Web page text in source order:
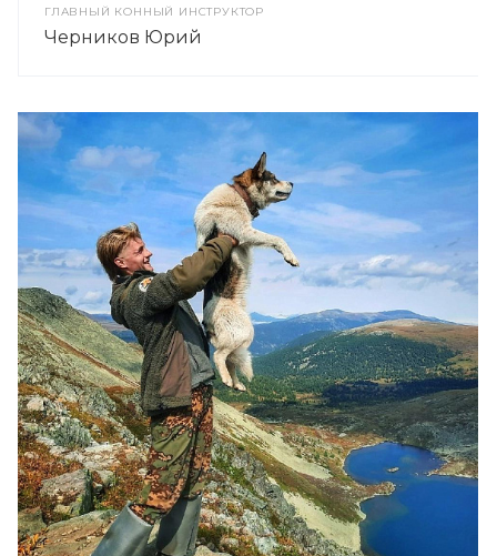
ГЛАВНЫЙ КОННЫЙ ИНСТРУКТОР
Черников Юрий